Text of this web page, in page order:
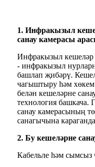
1. Инфракызыл
санау камерасы
Инфракызыл
- инфракызыл
башлап җибәрү.
чагыштыру һәм
белән кешеләрне
технология башкача.
санау камерасының
санагычына
2. Бу кешеләрне
Кабельле һәм сымсыз